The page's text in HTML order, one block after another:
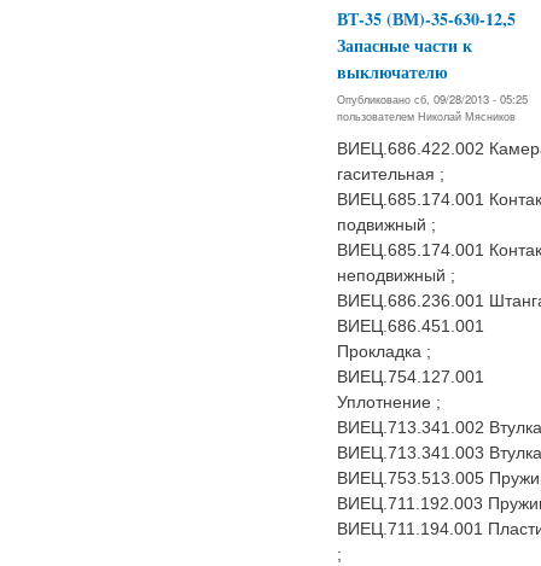
ВТ-35 (ВМ)-35-630-12,5
Запасные части к
выключателю
Опубликовано сб, 09/28/2013 - 05:25
пользователем Николай Мясников
ВИЕЦ.686.422.002
гасительная ;
ВИЕЦ.685.174.001
подвижный ;
ВИЕЦ.685.174.001
неподвижный ;
ВИЕЦ.686.236.001
ВИЕЦ.686.451.001
Прокладка ;
ВИЕЦ.754.127.001
Уплотнение ;
ВИЕЦ.713.341.002
ВИЕЦ.713.341.003
ВИЕЦ.753.513.005
ВИЕЦ.711.192.003
ВИЕЦ.711.194.001
;